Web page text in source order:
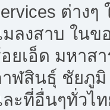
ต่าง
มลงสาบ ใน
ยเอ็ด มหาส
าฬสินธุ์ ชัยภู
ะที่อื่นๆทั่วไ